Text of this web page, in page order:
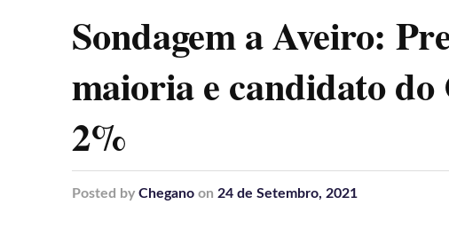
Sondagem a Aveiro:
maioria e candidato do
2%
Posted by Chegano on 24 de Setembro, 2021